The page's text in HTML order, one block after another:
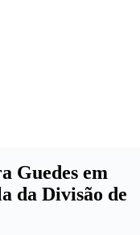
Guedes em
da Divisão de